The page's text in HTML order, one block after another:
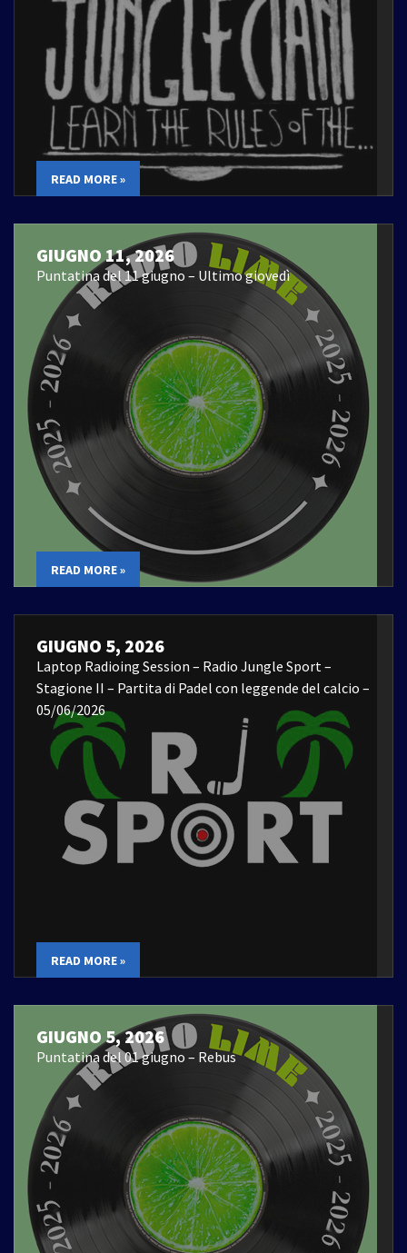
READ MORE »
GIUGNO 11, 2026
Puntatina del 11 giugno – Ultimo giovedì
READ MORE »
GIUGNO 5, 2026
Laptop Radioing Session – Radio Jungle Sport –
Stagione II – Partita di Padel con leggende del calcio –
05/06/2026
READ MORE »
GIUGNO 5, 2026
Puntatina del 01 giugno – Rebus